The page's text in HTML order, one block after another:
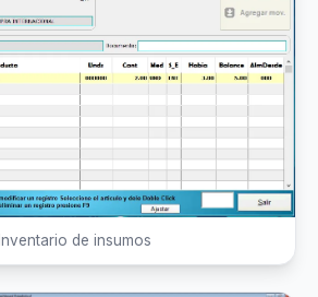
Inventario de insumos